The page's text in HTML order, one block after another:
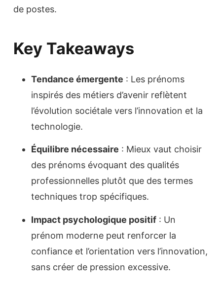
de postes.
Key Takeaways
Tendance émergente : Les prénoms
inspirés des métiers d’avenir reflètent
l’évolution sociétale vers l’innovation et la
technologie.
Équilibre nécessaire : Mieux vaut choisir
des prénoms évoquant des qualités
professionnelles plutôt que des termes
techniques trop spécifiques.
Impact psychologique positif : Un
prénom moderne peut renforcer la
confiance et l’orientation vers l’innovation,
sans créer de pression excessive.